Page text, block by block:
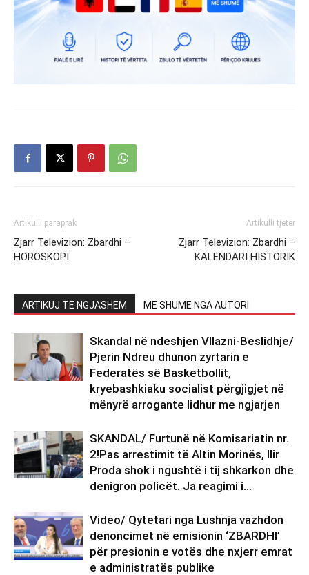
Artikulli paraprak
Zjarr Televizion: Zbardhi –
HOROSKOPI
Artikulli tjetër
Zjarr Televizion: Zbardhi –
KALENDARI HISTORIK
ARTIKUJ TË NGJASHËM MË SHUMË NGA AUTORI
Skandal në ndeshjen Vllazni-Beslidhje/
Pjerin Ndreu dhunon zyrtarin e
Federatës së Basketbollit,
kryebashkiaku socialist përgjigjet në
mënyrë arrogante lidhur me ngjarjen
SKANDAL/ Furtunë në Komisariatin nr.
2!Pas arrestimit të Altin Morinës, Ilir
Proda shok i ngushtë i tij shkarkon dhe
denigron policët. Ja reagimi i...
Video/ Qytetari nga Lushnja vazhdon
denoncimet në emisionin ‘ZBARDHI’
për presionin e votës dhe nxjerr emrat
e administratës publike